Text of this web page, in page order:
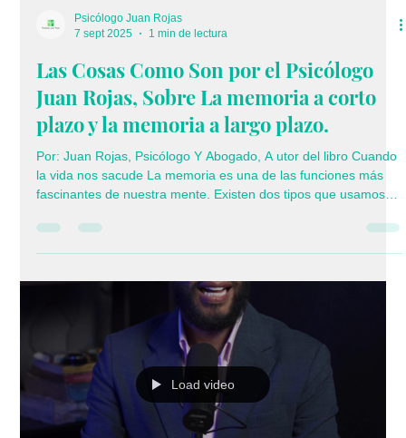
Psicólogo Juan Rojas
Las Cosas Como Son por el Psicólogo
Juan Rojas, Sobre La memoria a corto
plazo y la memoria a largo plazo.
Por: Juan Rojas, Psicólogo Y Abogado, A utor del libro Cuando
la vida nos sacude La memoria es una de las funciones más
fascinantes de nuestra mente. Existen dos tipos que usamos
todos los días: la memoria a corto plazo y la memoria a largo
plazo. La memoria a corto plazo es como una libreta pequeña:
guarda información por segundos o minutos, como un número